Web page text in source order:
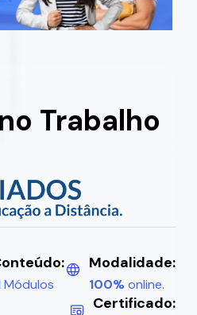
Trabalho
Módulos
Modalidade:
100%online.
Certificado: